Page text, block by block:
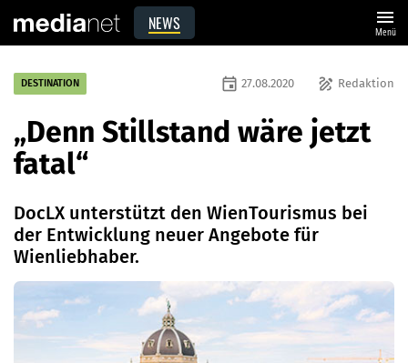
NEWS menu
Menü
DESTINATION draw Redaktion
event 27.08.2020
„Denn Stillstand wäre jetzt
fatal“
DocLX unterstützt den WienTourismus bei
der Entwicklung neuer Angebote für
Wienliebhaber.